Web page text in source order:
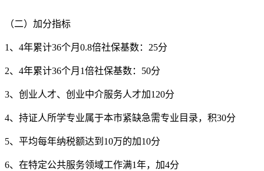
（二）加分指标
1、4年累计36个月0.8倍社保基数：25分
2、4年累计36个月1倍社保基数：50分
3、创业人才、创业中介服务人才加120分
4、持证人所学专业属于本市紧缺急需专业目录，积30分
5、平均每年纳税额达到10万的加10分
6、在特定公共服务领域工作满1年，加4分